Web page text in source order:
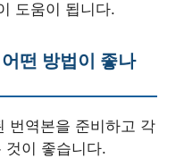
도움이 됩니다.
떤 방법이 좋나
번역본을 준비하고 각
것이 좋습니다.